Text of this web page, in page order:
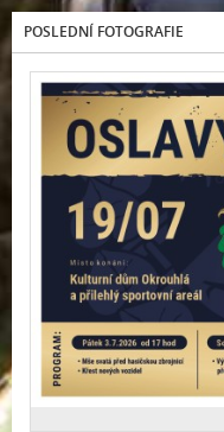
POSLEDNÍ FOTOGRAFIE